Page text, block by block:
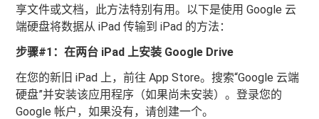
享文件或文档，此方法特别有用。以下是使用 Google 云
端硬盘将数据从 iPad 传输到 iPad 的方法：
步骤#1：在两台 iPad 上安装 Google Drive
在您的新旧 iPad 上，前往 App Store。搜索“Google 云端
硬盘”并安装该应用程序（如果尚未安装）。登录您的
Google 帐户，如果没有，请创建一个。